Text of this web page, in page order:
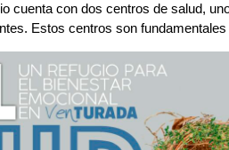
cuenta con dos centros de salud,
Estos centros son